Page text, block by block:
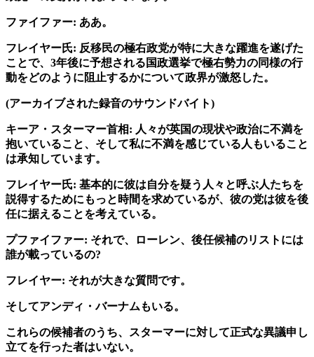
ファイファー: ああ。
フレイヤー氏: 反移民の極右政党が特に大きな躍進を遂げた
ことで、3年後に予想される国政選挙で極右勢力の同様の行
動をどのように阻止するかについて政界が激怒した。
(アーカイブされた録音のサウンドバイト)
キーア・スターマー首相: 人々が英国の現状や政治に不満を
抱いていること、そして私に不満を感じている人もいること
は承知しています。
フレイヤー氏: 基本的に彼は自分を疑う人々と呼ぶ人たちを
説得するためにもっと時間を求めているが、彼の党は彼を後
任に据えることを考えている。
プファイファー: それで、ローレン、後任候補のリストには
誰が載っているの?
フレイヤー: それが大きな質問です。
そしてアンディ・バーナムもいる。
これらの候補者のうち、スターマーに対して正式な異議申し
立てを行った者はいない。